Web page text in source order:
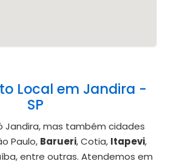
Local em Jandira -
SP
Jandira, mas também cidades
Paulo, Barueri, Cotia, Itapevi,
entre outras. Atendemos em